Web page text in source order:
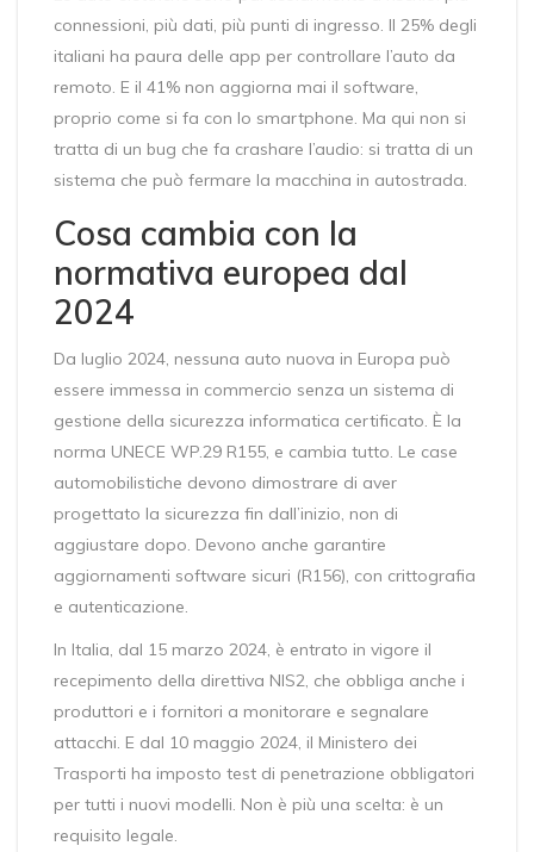
connessioni, più dati, più punti di ingresso. Il 25% degli
italiani ha paura delle app per controllare l’auto da
remoto. E il 41% non aggiorna mai il software,
proprio come si fa con lo smartphone. Ma qui non si
tratta di un bug che fa crashare l’audio: si tratta di un
sistema che può fermare la macchina in autostrada.
Cosa cambia con la
normativa europea dal
2024
Da luglio 2024, nessuna auto nuova in Europa può
essere immessa in commercio senza un sistema di
gestione della sicurezza informatica certificato. È la
norma UNECE WP.29 R155, e cambia tutto. Le case
automobilistiche devono dimostrare di aver
progettato la sicurezza fin dall’inizio, non di
aggiustare dopo. Devono anche garantire
aggiornamenti software sicuri (R156), con crittografia
e autenticazione.
In Italia, dal 15 marzo 2024, è entrato in vigore il
recepimento della direttiva NIS2, che obbliga anche i
produttori e i fornitori a monitorare e segnalare
attacchi. E dal 10 maggio 2024, il Ministero dei
Trasporti ha imposto test di penetrazione obbligatori
per tutti i nuovi modelli. Non è più una scelta: è un
requisito legale.